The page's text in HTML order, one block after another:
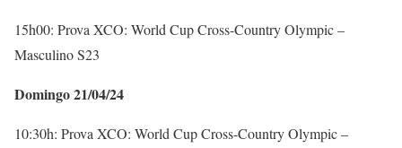
15h00: Prova XCO: World Cup Cross-Country Olympic –
Masculino S23
Domingo 21/04/24
10:30h: Prova XCO: World Cup Cross-Country Olympic –